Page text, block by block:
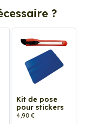
?
Kit de pose
pour stickers
4,90 €